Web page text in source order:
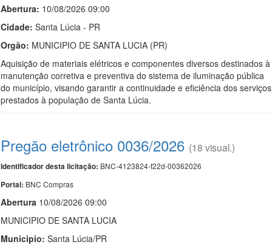
Abertura: 10/08/2026 09:00
Cidade: Santa Lúcia - PR
Orgão: MUNICIPIO DE SANTA LUCIA (PR)
Aquisição de materiais elétricos e componentes diversos destinados à
manutenção corretiva e preventiva do sistema de iluminação pública
do município, visando garantir a continuidade e eficiência dos serviços
prestados à população de Santa Lúcia.
Pregão eletrônico 0036/2026 (18 visual.)
Identificador desta licitação: BNC-4123824-f22d-00362026
Portal: BNC Compras
Abertura 10/08/2026 09:00
MUNICIPIO DE SANTA LUCIA
Municipio: Santa Lúcia/PR